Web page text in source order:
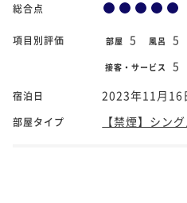
総合点
項目別評価 部屋 5 風呂 5
接客・サービス 5
宿泊日 2023年11月16
部屋タイプ 【禁煙】シン